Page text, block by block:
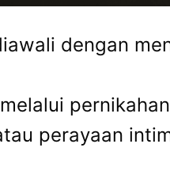
dengan
perayaan